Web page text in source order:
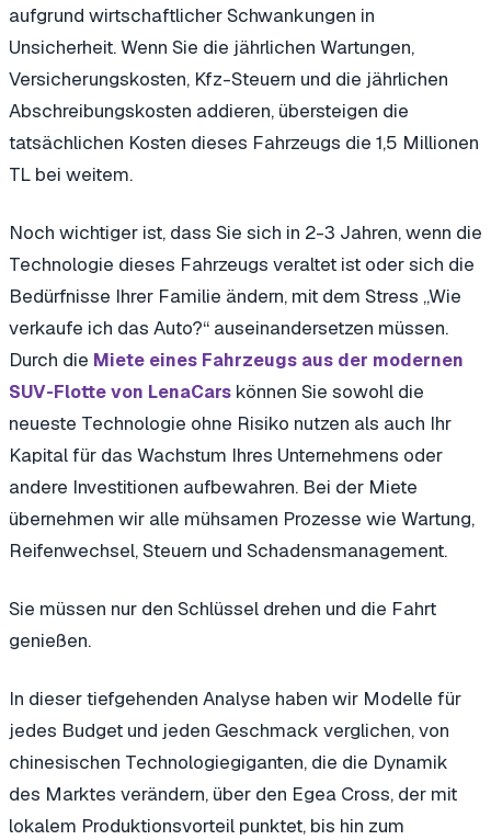
aufgrund wirtschaftlicher Schwankungen in
Unsicherheit. Wenn Sie die jährlichen Wartungen,
Versicherungskosten, Kfz-Steuern und die jährlichen
Abschreibungskosten addieren, übersteigen die
tatsächlichen Kosten dieses Fahrzeugs die 1,5 Millionen
TL bei weitem.
Noch wichtiger ist, dass Sie sich in 2-3 Jahren, wenn die
Technologie dieses Fahrzeugs veraltet ist oder sich die
Bedürfnisse Ihrer Familie ändern, mit dem Stress „Wie
verkaufe ich das Auto?“ auseinandersetzen müssen.
Durch die Miete eines Fahrzeugs aus der modernen
SUV-Flotte von LenaCars können Sie sowohl die
neueste Technologie ohne Risiko nutzen als auch Ihr
Kapital für das Wachstum Ihres Unternehmens oder
andere Investitionen aufbewahren. Bei der Miete
übernehmen wir alle mühsamen Prozesse wie Wartung,
Reifenwechsel, Steuern und Schadensmanagement.
Sie müssen nur den Schlüssel drehen und die Fahrt
genießen.
In dieser tiefgehenden Analyse haben wir Modelle für
jedes Budget und jeden Geschmack verglichen, von
chinesischen Technologiegiganten, die die Dynamik
des Marktes verändern, über den Egea Cross, der mit
lokalem Produktionsvorteil punktet, bis hin zum